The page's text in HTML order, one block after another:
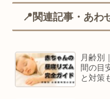
📍関連記事・あわ
月齢別
間の目
と対策